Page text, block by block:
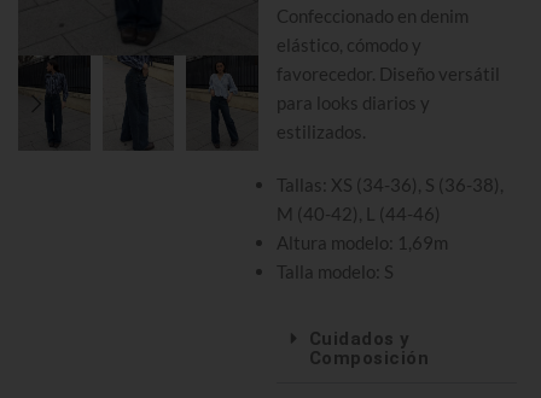
Confeccionado en denim
elástico, cómodo y
favorecedor. Diseño versátil
para looks diarios y
estilizados.
Tallas: XS (34-36), S (36-38),
M (40-42), L (44-46)
Altura modelo: 1,69m
Talla modelo: S
Cuidados y
Composición